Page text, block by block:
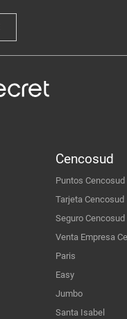
Cencosud
Puntos Cencosud
Tarjeta Cencosud
Seguro Cencosud
Venta Empresa
Paris
Easy
Jumbo
Santa Isabel